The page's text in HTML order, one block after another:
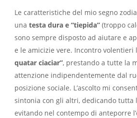
Le caratteristiche del mio segno
una testa dura e “tiepida” (troppo
sono sempre disposto ad aiutare e
e le amicizie vere. Incontro volentieri
quatar ciaciar”, prestando a tutte la
attenzione indipendentemente dal
posizione sociale. L’ascolto mi
sintonia con gli altri, dedicando tutta
evitando nel contempo di anteporre